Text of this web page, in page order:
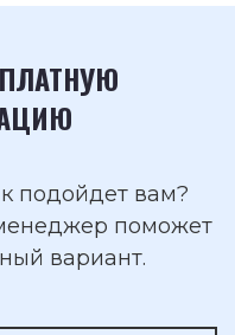
подойдет вам?
поможет
вариант.